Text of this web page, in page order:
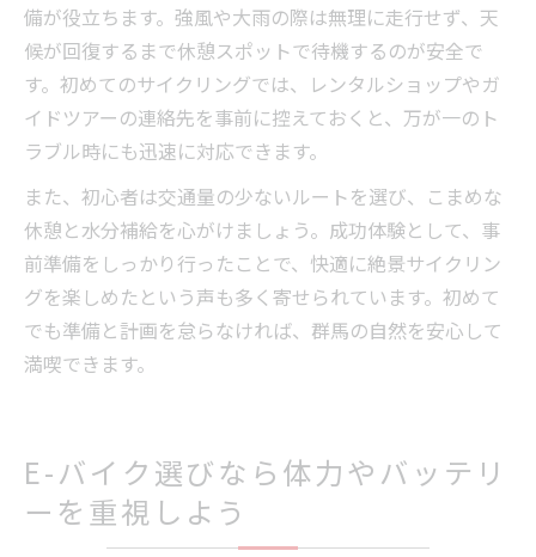
備が役立ちます。強風や大雨の際は無理に走行せず、天
候が回復するまで休憩スポットで待機するのが安全で
す。初めてのサイクリングでは、レンタルショップやガ
イドツアーの連絡先を事前に控えておくと、万が一のト
ラブル時にも迅速に対応できます。
また、初心者は交通量の少ないルートを選び、こまめな
休憩と水分補給を心がけましょう。成功体験として、事
前準備をしっかり行ったことで、快適に絶景サイクリン
グを楽しめたという声も多く寄せられています。初めて
でも準備と計画を怠らなければ、群馬の自然を安心して
満喫できます。
E-バイク選びなら体力やバッテリ
ーを重視しよう